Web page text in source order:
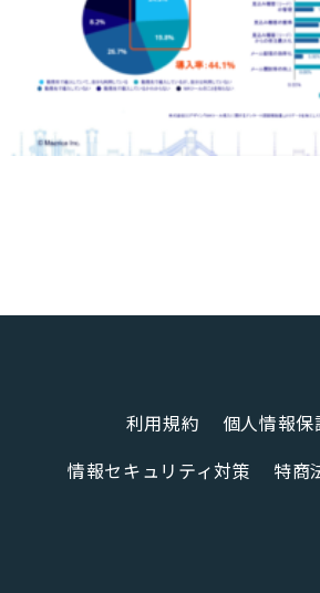
利用規約
個人情報保
情報セキュリティ対策
特商